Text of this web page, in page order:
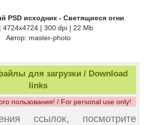
PSD исходник - Светящиеся огни
4724x4724 | 300 dpi | 22 Mb
Автор: master-photo
для загрузки / Download
links
пользования! / For personal use only!
ссылок, посмотрите